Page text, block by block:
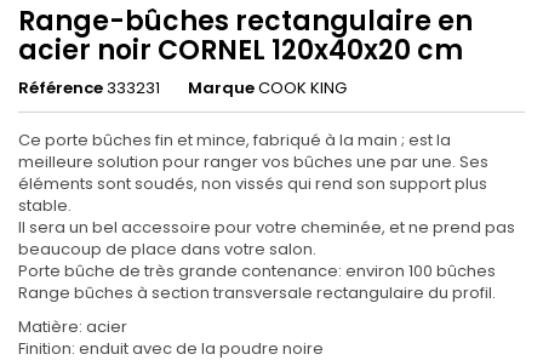
Range-bûches rectangulaire en
acier noir CORNEL 120x40x20 cm
Référence333231 MarqueCOOK KING
Ce porte bûches fin et mince, fabriqué à la main ; est la
meilleure solution pour ranger vos bûches une par une. Ses
éléments sont soudés, non vissés qui rend son support plus
stable.
Il sera un bel accessoire pour votre cheminée, et ne prend pas
beaucoup de place dans votre salon.
Porte bûche de très grande contenance: environ 100 bûches
Range bûches à section transversale rectangulaire du profil.
Matière: acier
Finition: enduit avec de la poudre noire